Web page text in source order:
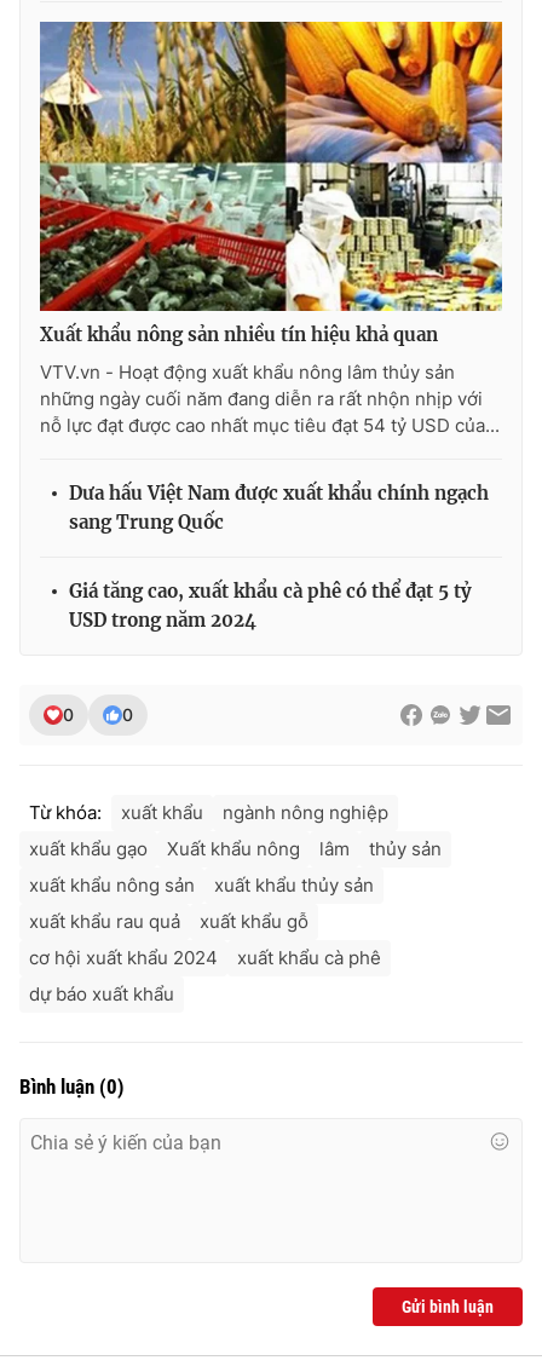
Xuất khẩu nông sản nhiều tín hiệu khả quan
VTV.vn - Hoạt động xuất khẩu nông lâm thủy sản
những ngày cuối năm đang diễn ra rất nhộn nhịp với
nỗ lực đạt được cao nhất mục tiêu đạt 54 tỷ USD của...
Dưa hấu Việt Nam được xuất khẩu chính ngạch
sang Trung Quốc
Giá tăng cao, xuất khẩu cà phê có thể đạt 5 tỷ
USD trong năm 2024
0 0
Từ khóa: xuất khẩu
ngành nông nghiệp
xuất khẩu gạo
Xuất khẩu nông lâm
thủy sản
xuất khẩu nông sản
xuất khẩu thủy sản
xuất khẩu rau quả
xuất khẩu gỗ
cơ hội xuất khẩu 2024
xuất khẩu cà phê
dự báo xuất khẩu
Bình luận (0)
Gửi bình luận